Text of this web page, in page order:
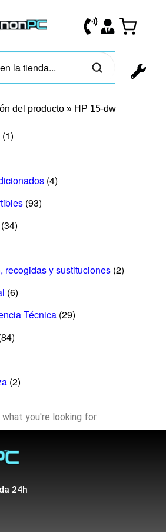
del producto » HP 15-dw
(1)
(4)
(93)
(34)
recogidas y sustituciones (2)
(6)
Técnica (29)
(2)
you're looking for.
24h